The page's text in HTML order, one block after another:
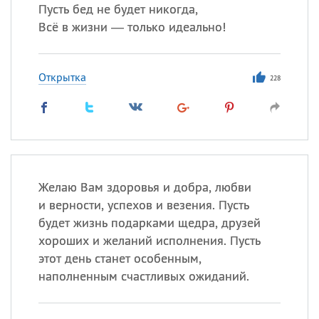
Пусть бед не будет никогда,
Всё в жизни — только идеально!
Открытка 228
Желаю Вам здоровья и добра, любви
и верности, успехов и везения. Пусть
будет жизнь подарками щедра, друзей
хороших и желаний исполнения. Пусть
этот день станет особенным,
наполненным счастливых ожиданий.